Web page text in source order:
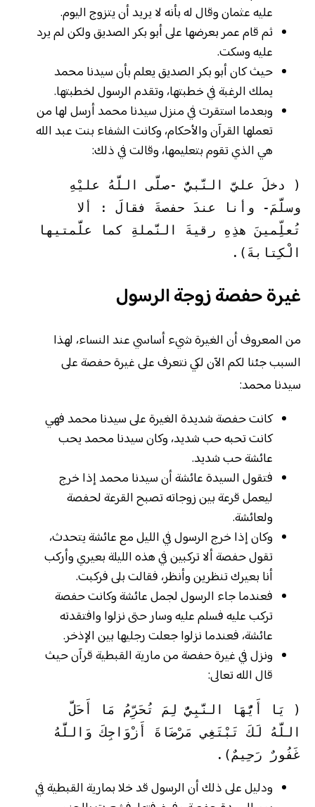
عليه عثمان وقال له بأنه لا يريد أن يتزوج اليوم.
ثم قام عمر بعرضها على أبو بكر الصديق ولكن لم يرد
عليه وسكت.
حيث كان أبو بكر الصديق يعلم بأن سيدنا محمد
يملك الرغبة في خطبتها، وتقدم الرسول لخطبتها.
وبعدما استقرت في منزل سيدنا محمد أرسل لها من
تعملها القرآن والأحكام، وكانت الشفاء بنت عبد الله
هي الذي تقوم بتعليمها، وقالت في ذلك:
الْكِتابةَ).
غيرة حفصة زوجة الرسول
من المعروف أن الغيرة شيء أساسي عند النساء، لهذا
السبب جئنا لكم الآن لكي نتعرف على غيرة حفصة على
سيدنا محمد:
كانت حفصة شديدة الغيرة على سيدنا محمد فهي
كانت تحبه حب شديد، وكان سيدنا محمد يحب
عائشة حب شديد.
فتقول السيدة عائشة أن سيدنا محمد إذا خرج
ليعمل قرعة بين زوجاته تصبح القرعة لحفصة
ولعائشة.
وكان إذا خرج الرسول في الليل مع عائشة يتحدث،
تقول حفصة ألا تركبين في هذه الليلة بعيري وأركب
أنا بعيرك تنظرين وأنظر، فقالت بلى فركبت.
فعندما جاء الرسول لجمل عائشة وكانت حفصة
تركب عليه فسلم عليه وسار حتى نزلوا وافتقدته
عائشة، فعندما نزلوا جعلت رجليها بين الإذخر.
ونزل في غيرة حفصة من مارية القبطية قرآن حيث
قال الله تعالى:
غَفُورٌ رَحِيمٌ).
ودليل على ذلك أن الرسول قد خلا بمارية القبطية في